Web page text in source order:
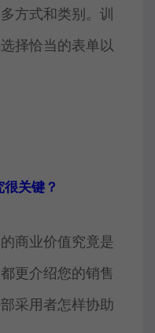
方式和类别。训
择恰当的表单以
关键？
商业价值究竟是
更介绍您的销售
采用者怎样协助